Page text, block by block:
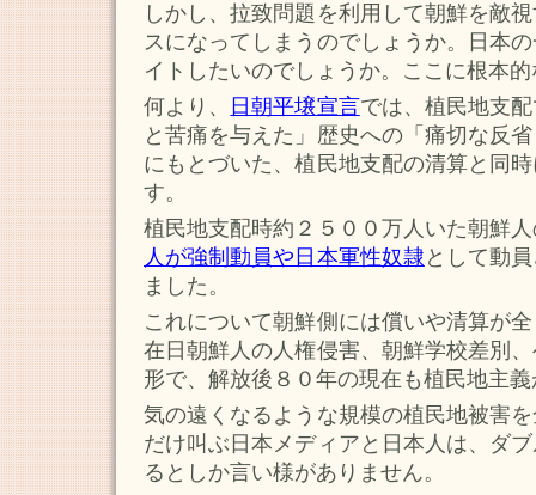
しかし、拉致問題を利用して朝鮮を敵
スになってしまうのでしょうか。日本
イトしたいのでしょうか。ここに根本
何より、
日朝平壌宣言では、植民地支
と苦痛を与えた」歴史への「痛切な反
にもとづいた、植民地支配の清算と同
す。
植民地支配時約２５００万人いた朝鮮
人が強制動員や日本軍性奴隷 として動
ました。
これについて朝鮮側には償いや清算が
在日朝鮮人の人権侵害、朝鮮学校差別
形で、解放後８０年の現在も植民地主
気の遠くなるような規模の植民地被害
だけ叫ぶ日本メディアと日本人は、ダ
るとしか言い様がありません。